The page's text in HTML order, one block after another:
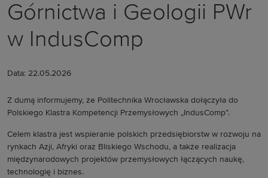
Górnictwa i Geologii PWr
w IndusComp
Data: 22.05.2026
Z dumą informujemy, że Politechnika Wrocławska dołączyła do
Polskiego Klastra Kompetencji Przemysłowych „IndusComp”.
Celem klastra jest wspieranie polskich przedsiębiorstw w rozwoju na
rynkach Azji, Afryki oraz Bliskiego Wschodu, a także realizacja
międzynarodowych projektów przemysłowych łączących naukę,
technologię i biznes.